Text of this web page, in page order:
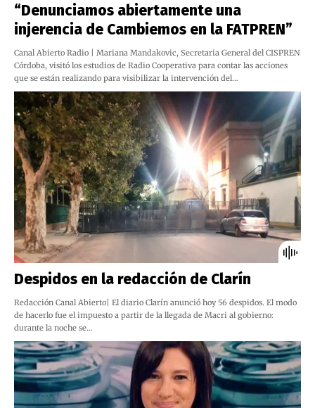
“Denunciamos abiertamente una
injerencia de Cambiemos en la FATPREN”
Canal Abierto Radio | Mariana Mandakovic, Secretaria General del CISPREN
Córdoba, visitó los estudios de Radio Cooperativa para contar las acciones
que se están realizando para visibilizar la intervención del…
Despidos en la redacción de Clarín
Redacción Canal Abierto| El diario Clarín anunció hoy 56 despidos. El modo
de hacerlo fue el impuesto a partir de la llegada de Macri al gobierno:
durante la noche se…